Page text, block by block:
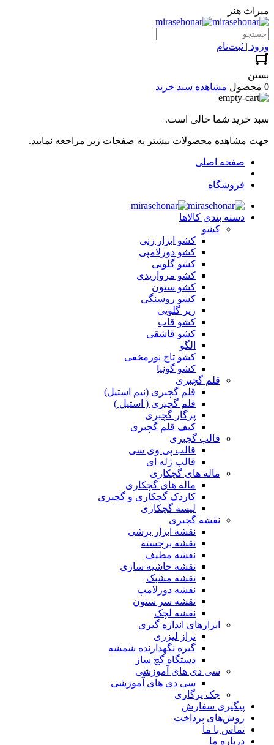
میراث هنر
ورود | ثبت‌نام
بستن
0 محصول
مشاهده سبد خرید
سبد خرید شما خالی است.
جهت مشاهده محصولات بیشتر به صفحات زیر مراجعه نمایید.
صفحه اصلی
فروشگاه
دسته بندی کالاها
کشو
کشو ابزار زنی
کشو دورلامپی
کشو گلویی
کشو مرواریدی
کشو ستون
کشو روسنگی
زیر گلویی
کشو قاب
کشو قاشقی
الگو
کشو تاج نورمخفی
کشو گونیا
قلم گچبری
قلم گچبری (نیم استیل)
قلم گچبری ( استیل )
پرگار گچبری
کیف قلم گچبری
قالب گچبری
قالب پی وی سی
قالب ژله ای
ماله های گچکاری
ماله های گچکاری
کاردک گچکاری و گچبری
لیسه گچکاری
نقشه گچبری
نقشه ابزار برشی
نقشه برجسته
نقشه مطیف
نقشه حاشیه سازی
نقشه مشبک
نقشه دورلامپ
نقشه سر ستون
نقشه لچک
ابزارهای اندازه گیری
تراز لیزری
گیره نگهدارنده شمشه
دستگاه گچ ساز
سی دی های آموزشی
سی دی های آموزشی
جک پرگاری
پیگیری سفارش
روش‌های پرداخت
تماس با ما
درباره ما